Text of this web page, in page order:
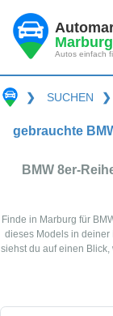
Marburg
Autos einfach
❯ SUCHEN ❯
gebrauchte
BMW 8er-
Finde in Marburg für
dieses Models in deiner
siehst du auf einen